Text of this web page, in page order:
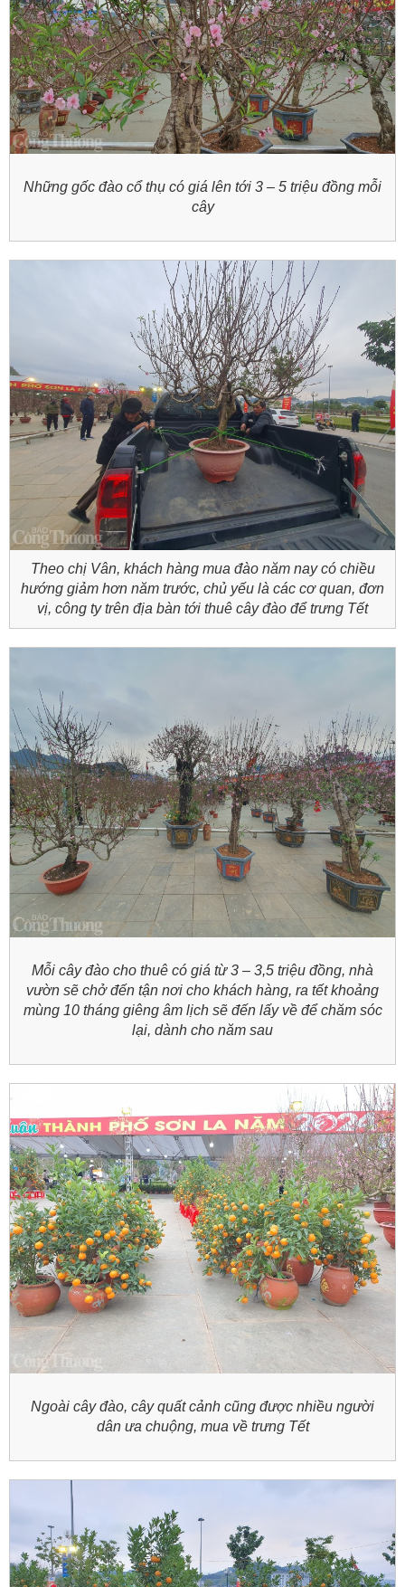
Những gốc đào cổ thụ có giá lên tới 3 – 5 triệu đồng mỗi
cây
Theo chị Vân, khách hàng mua đào năm nay có chiều
hướng giảm hơn năm trước, chủ yếu là các cơ quan, đơn
vị, công ty trên địa bàn tới thuê cây đào để trưng Tết
Mỗi cây đào cho thuê có giá từ 3 – 3,5 triệu đồng, nhà
vườn sẽ chở đến tận nơi cho khách hàng, ra tết khoảng
mùng 10 tháng giêng âm lịch sẽ đến lấy về để chăm sóc
lại, dành cho năm sau
Ngoài cây đào, cây quất cảnh cũng được nhiều người
dân ưa chuộng, mua về trưng Tết